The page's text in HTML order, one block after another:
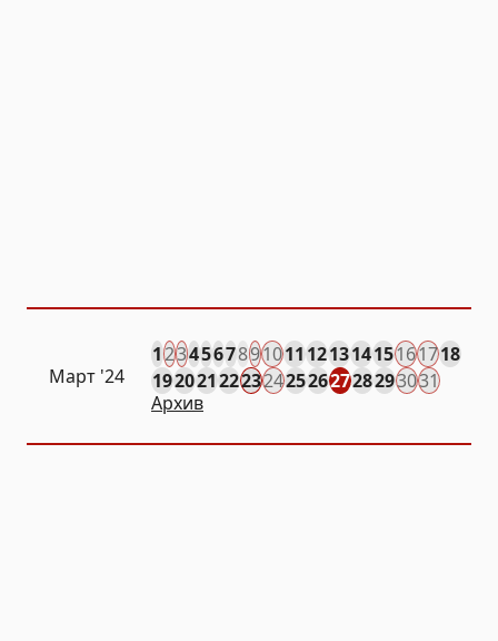
Март '24
123456789101112131415161718
19202122232425262728293031
Архив